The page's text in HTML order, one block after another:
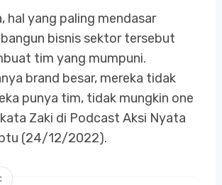
hal yang paling mendasar
bisnis sektor tersebut
tim yang mumpuni.
brand besar, mereka tidak
punya tim, tidak mungkin one
Zaki di Podcast Aksi Nyata
(24/12/2022).